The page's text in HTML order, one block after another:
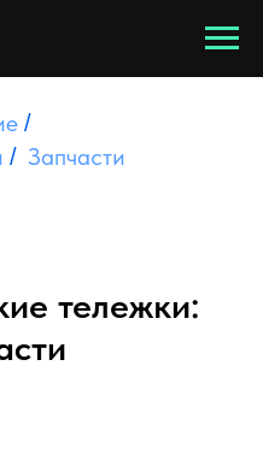
/
/ Запчасти
тележки: